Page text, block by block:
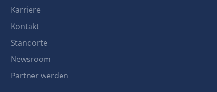
Karriere
Kontakt
Standorte
Newsroom
Partner werden